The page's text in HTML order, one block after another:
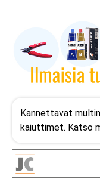
Kannettavat
kaiuttimet. Katso